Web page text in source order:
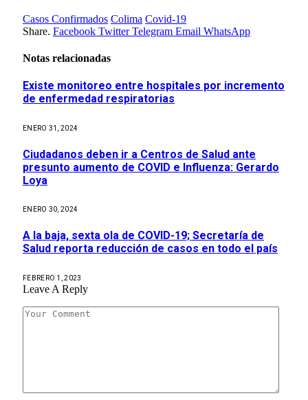
Casos Confirmados Colima Covid-19
Share. Facebook Twitter Telegram Email WhatsApp
Notas relacionadas
Existe monitoreo entre hospitales por incremento
de enfermedad respiratorias
ENERO 31, 2024
Ciudadanos deben ir a Centros de Salud ante
presunto aumento de COVID e Influenza: Gerardo
Loya
ENERO 30, 2024
A la baja, sexta ola de COVID-19; Secretaría de
Salud reporta reducción de casos en todo el país
FEBRERO 1, 2023
Leave A Reply